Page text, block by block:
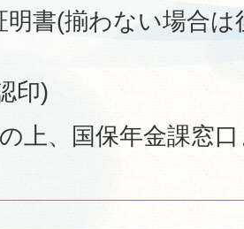
明書(揃わない場合
印)
上、国保年金課窓